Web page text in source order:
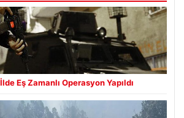
Eş Zamanlı Operasyon Yapıldı